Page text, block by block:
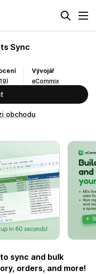
Sync
Vývojář
eCommix
obchodu
sync and bulk
orders, and more!